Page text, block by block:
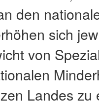
den
sich
von
Landes zu